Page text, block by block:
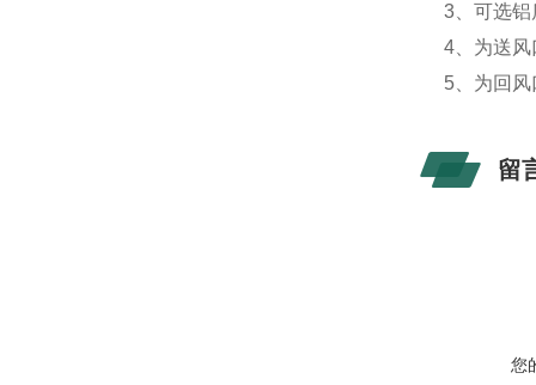
3、可选
4、为送
5、为回
留
您